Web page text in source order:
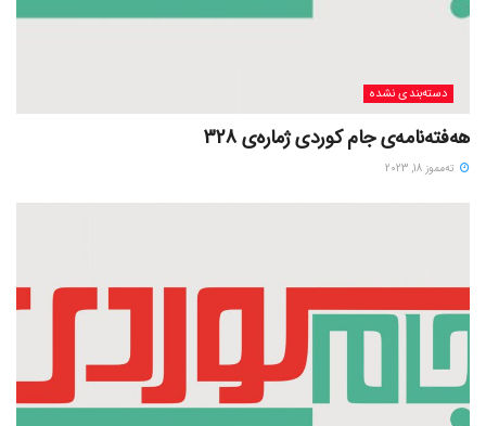
دسته‌بندی نشده
هەفتەنامەی جام کوردی ژمارەی 328
ته‌مموز 18, 2023